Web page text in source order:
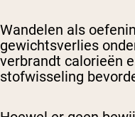
Wandelen als
gewichtsverlies
verbrandt calorieën
stofwisseling